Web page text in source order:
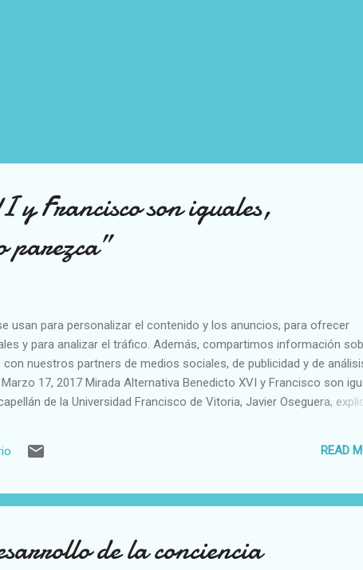
y Francisco son iguales,
parezca”
usan para personalizar el contenido y los anuncios, para ofrecer
y para analizar el tráfico. Además, compartimos información
nuestros partners de medios sociales, de publicidad y de
17, 2017 Mirada Alternativa Benedicto XVI y Francisco son
de la Universidad Francisco de Vitoria, Javier Oseguera,
cierto modo, ha sido la “hoja de ruta” con la que los Papas han
exigencias de cada época, sin perder, por eso, el mensaje original.
en parte de su “fortaleza” o “carisma”. Oseguera: “Parece que
READ
de la conciencia